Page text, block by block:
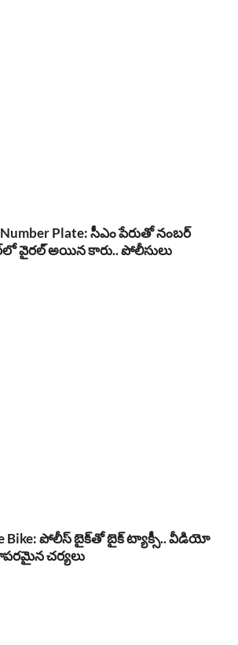
Number Plate: సీఎం పేరుతో నంబర్
వైరల్ అయిన కారు.. పోలీసులు
Bike: పోలీస్ బైక్‌తో బైక్ ట్యాక్సీ.. వీడియో
చర్యలు